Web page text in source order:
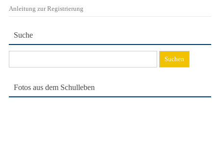
Anleitung zur Registrierung
Suche
nach:
Fotos aus dem Schulleben